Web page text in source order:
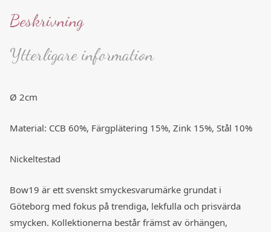
Beskrivning
Ytterligare information
Ø 2cm
Material: CCB 60%, Färgplätering 15%, Zink 15%, Stål 10%
Nickeltestad
Bow19 är ett svenskt smyckesvarumärke grundat i
Göteborg med fokus på trendiga, lekfulla och prisvärda
smycken. Kollektionerna består främst av örhängen,